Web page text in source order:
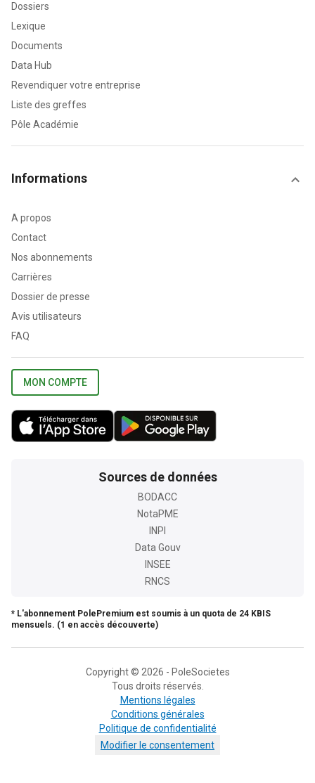
Dossiers
Lexique
Documents
Data Hub
Revendiquer votre entreprise
Liste des greffes
Pôle Académie
Informations
A propos
Contact
Nos abonnements
Carrières
Dossier de presse
Avis utilisateurs
FAQ
MON COMPTE
Sources de données
BODACC
NotaPME
INPI
Data Gouv
INSEE
RNCS
* L'abonnement PolePremium est soumis à un quota de 24 KBIS
mensuels. (1 en accès découverte)
Copyright © 2026 - PoleSocietes
Tous droits réservés.
Mentions légales
Conditions générales
Politique de confidentialité
Modifier le consentement